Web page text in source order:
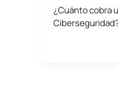
¿Cuánto cobra